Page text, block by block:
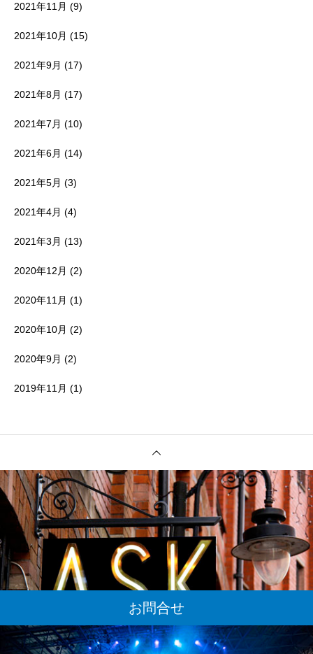
2021年11月 (9)
2021年10月 (15)
2021年9月 (17)
2021年8月 (17)
2021年7月 (10)
2021年6月 (14)
2021年5月 (3)
2021年4月 (4)
2021年3月 (13)
2020年12月 (2)
2020年11月 (1)
2020年10月 (2)
2020年9月 (2)
2019年11月 (1)
お問合せ